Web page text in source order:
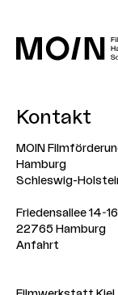
Teppiche
auf dem
Kontakt
MOIN
Hamburg
Schleswig-
Friedensallee 14-16
22765 Hamburg
Anfahrt